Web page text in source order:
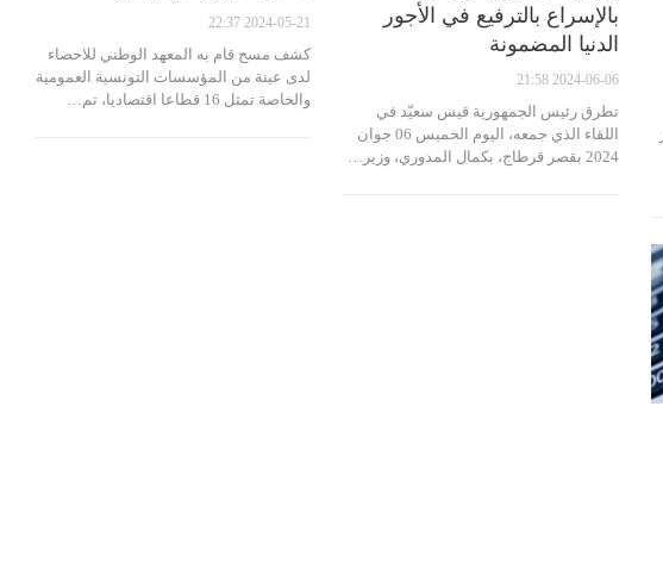
بالإسراع بالترفيع في الأجور
الدنيا المضمونة
2024-06-06 21:58
تطرق رئيس الجمهورية قيس سعيّد في
اللقاء الذي جمعه، اليوم الخميس 06 جوان
2024 بقصر قرطاج، بكمال المدوري، وزير…
2024-05-21 22:37
كشف مسح قام به المعهد الوطني للاحصاء
لدى عينة من المؤسسات التونسية العمومية
والخاصة تمثل 16 قطاعا اقتصاديا، تم…